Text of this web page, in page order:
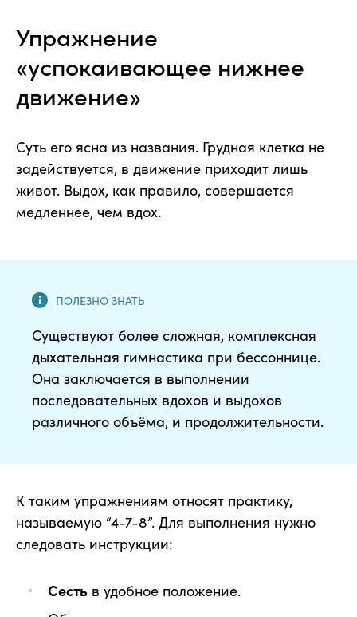
Упражнение
«успокаивающее нижнее
движение»
Суть его ясна из названия. Грудная клетка не
задействуется, в движение приходит лишь
живот. Выдох, как правило, совершается
медленнее, чем вдох.
Существуют более сложная, комплексная
дыхательная гимнастика при бессоннице.
Она заключается в выполнении
последовательных вдохов и выдохов
различного объёма, и продолжительности.
К таким упражнениям относят практику,
называемую “4-7-8”. Для выполнения нужно
следовать инструкции:
Сесть в удобное положение.